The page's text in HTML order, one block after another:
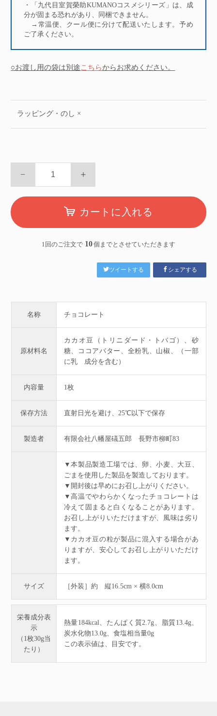
・「九代目室賀榮助KUMANOコスメシリーズ」は、成
分が固まる恐れがあり、同梱できません。
→常温便、クール便に分けて配送いたします。予め
ご了承ください。
○お渡し用の袋は別途こちらからお求めください。
ラッピング・のし ×
− ＋
カートに入れる
1回のご注文で 10個までとさせていただきます
ツイートする シェアする
名称 チョコレート
原材料名
カカオ豆（トリニダード・トバゴ）、砂
糖、ココアバター、全粉乳、山椒、（一部
に乳 成分を含む）
内容量 1枚
保存方法 直射日光を避け、25℃以下で保存
製造者 有限会社八幡屋礒五郎 長野市柳町83
▼本製品製造工場では、卵、小麦、大豆、
ごまを使用した製品を製造しております。
▼開封後は早めにお召し上がりください。
▼高温でやわらかくなったチョコレートは
冷えて固まると白くなることがあります。
お召し上がりいただけますが、風味は劣り
ます。
▼カカオ豆の粒が製品に混入する場合があ
りますが、安心してお召し上がりいただけ
ます。
サイズ ［外装］約 縦16.5cm × 横8.0cm
栄養成分表
示
（1枚30g当
たり）
熱量184kcal、たんぱく質2.7g、脂質13.4g、
炭水化物13.0g、食塩相当量0g
この表示値は、目安です。